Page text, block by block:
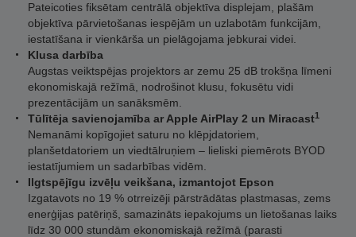
Pateicoties fiksētam centrālā objektīva displejam, plašām
objektīva pārvietošanas iespējām un uzlabotām funkcijām,
iestatīšana ir vienkārša un pielāgojama jebkurai videi.
Klusa darbība
Augstas veiktspējas projektors ar zemu 25 dB trokšņa līmeni
ekonomiskajā režīmā, nodrošinot klusu, fokusētu vidi
prezentācijām un sanāksmēm.
Tūlītēja savienojamība ar Apple AirPlay 2 un Miracast1
Nemanāmi kopīgojiet saturu no klēpjdatoriem,
planšetdatoriem un viedtālruņiem – lieliski piemērots BYOD
iestatījumiem un sadarbības vidēm.
Ilgtspējīgu izvēļu veikšana, izmantojot Epson
Izgatavots no 19 % otrreizēji pārstrādātas plastmasas, zems
enerģijas patēriņš, samazināts iepakojums un lietošanas laiks
līdz 30 000 stundām ekonomiskajā režīmā (parasti